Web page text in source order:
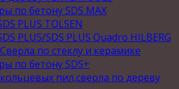
по бетону SDS MAX
PLUS TOLSEN
PLUS/SDS PLUS Quadro HILBERG
по стеклу и керамике
по бетону SDS+
пил,сверла по дереву